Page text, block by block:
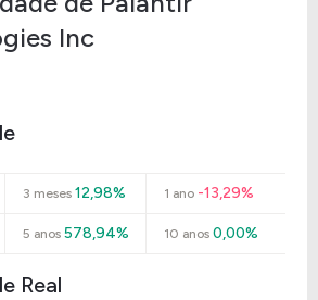
Inc
3 meses 12,98% 1 ano-13,29%
5 anos 578,94% 10 anos0,00%
Real